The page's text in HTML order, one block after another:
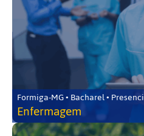
Formiga-MG • Bacharel •
Enfermagem